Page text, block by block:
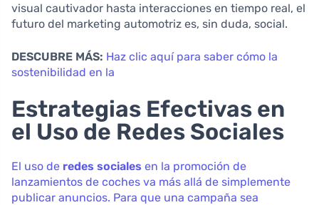
visual cautivador hasta interacciones en tiempo real, el
futuro del marketing automotriz es, sin duda, social.
DESCUBRE MÁS: Haz clic aquí para saber cómo la
sostenibilidad en la
Estrategias Efectivas en
el Uso de Redes Sociales
El uso de redes sociales en la promoción de
lanzamientos de coches va más allá de simplemente
publicar anuncios. Para que una campaña sea